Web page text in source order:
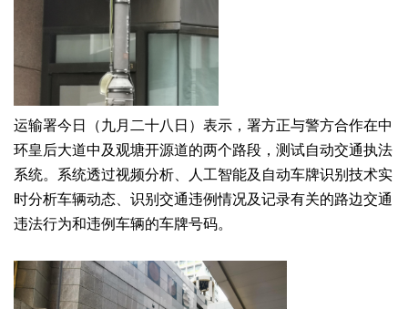
运输署今日（九月二十八日）表示，署方正与警方合作在中
环皇后大道中及观塘开源道的两个路段，测试自动交通执法
系统。系统透过视频分析、人工智能及自动车牌识别技术实
时分析车辆动态、识别交通违例情况及记录有关的路边交通
违法行为和违例车辆的车牌号码。